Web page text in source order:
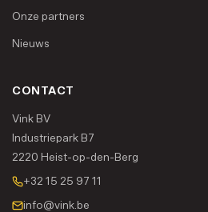
Onze partners
Nieuws
CONTACT
Vink BV
Industriepark B7
2220 Heist-op-den-Berg
+32 15 25 97 11
info@vink.be